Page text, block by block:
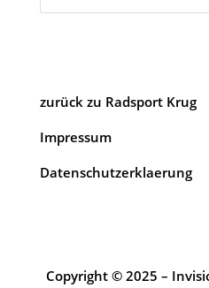
zurück zu Radsport Krug
Impressum
Datenschutzerklaerung
Copyright © 2025 –